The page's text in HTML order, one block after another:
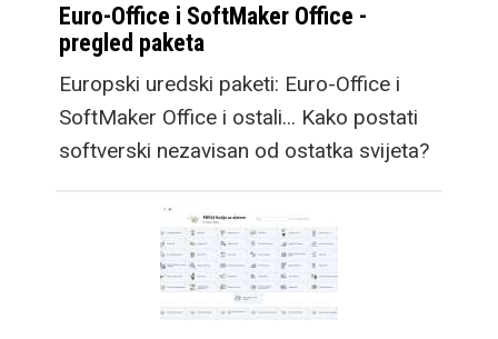
Euro-Office i SoftMaker Office -
pregled paketa
Europski uredski paketi: Euro-Office i
SoftMaker Office i ostali... Kako postati
softverski nezavisan od ostatka svijeta?